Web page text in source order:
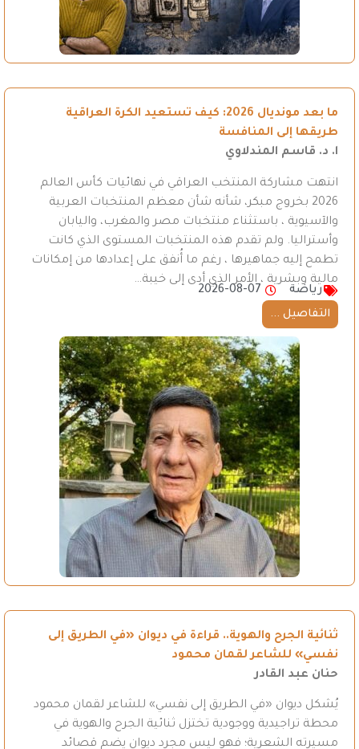
ما بعد مونديال 2026: كيف تستعيد الكرة العراقية
طريقها إلى المنافسة
ا. د. قاسم المندلاوي
انتهت مشاركة المنتخب العراقي في نهائيات كأس العالم
2026 بخروج مبكر، شأنه شأن معظم المنتخبات العربية
والآسيوية ، باستثناء منتخبات مصر والمغرب، واليابان
وأستراليا. ولم تقدم هذه المنتخبات المستوى الذي كانت
تطمح إليه جماهيرها ، رغم ما أُنفق على إعدادها من إمكانات
مالية وبشرية ، الأمر الذي أدى إلى خيبة…
رياضة
2026-08-07
التفاصيل ...
ثنائية الجرح والهوية.. قراءة في ديوان «في الطريق إلى
نفسي» للشاعر لقمان محمود
حنان عبد القادر
يُشكل ديوان «في الطريق إلى نفسي» للشاعر لقمان محمود
محطة تراجيدية ووجودية تختزل ثنائية الجرح والهوية في
مسيرته الشعرية؛ فهو ليس مجرد ديوان يضم قصائد